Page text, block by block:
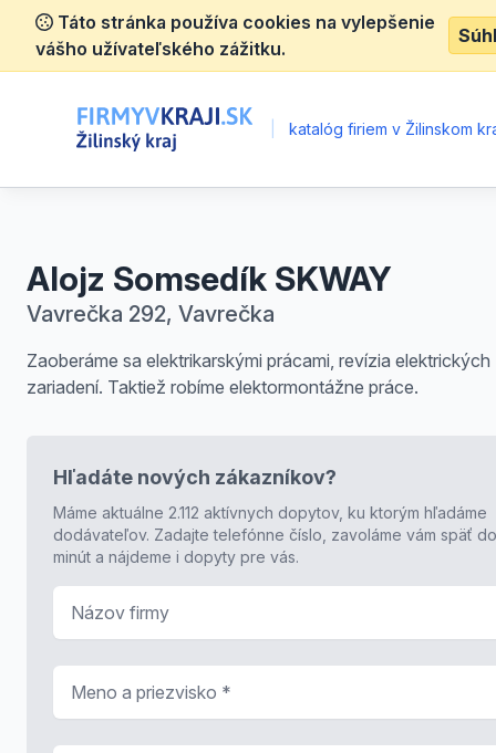
Táto stránka používa cookies na vylepšenie
vášho užívateľského zážitku.
katalóg firiem v Žilinskom
Alojz Somsedík SKWAY
Vavrečka 292, Vavrečka
Zaoberáme sa elektrikarskými prácami, revízia elektrických
zariadení. Taktiež robíme elektormontážne práce.
Hľadáte nových zákazníkov?
Máme aktuálne 2.112 aktívnych dopytov, ku ktorým hľadáme
dodávateľov. Zadajte telefónne číslo, zavoláme vám späť
minút a nájdeme i dopyty pre vás.